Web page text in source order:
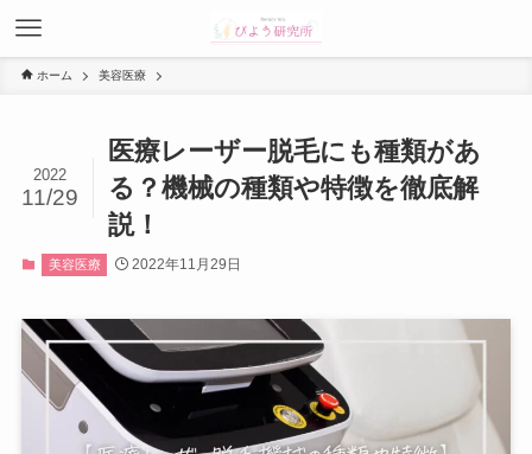
ホーム 美容医療
医療レーザー脱毛にも種類があ
る？機械の種類や特徴を徹底解
説！
2022
11/29
美容医療 2022年11月29日